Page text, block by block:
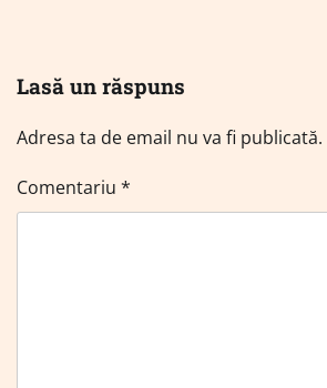
Lasă un răspuns
Adresa ta de email nu va fi publicată.
Comentariu *